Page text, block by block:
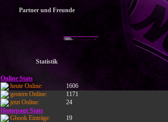
Partner und Freunde
Statistik
Online Stats
heute Online:
1606
gestern Online:
1171
jetzt Online:
24
Homepage Stats
Gbook Einträge:
19